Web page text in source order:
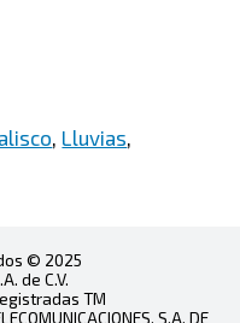
, Lluvias,
© 2025
de C.V.
TM
S.A. DE